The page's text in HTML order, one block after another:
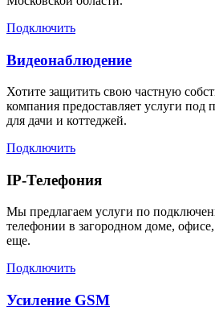
Подключить
Видеонаблюдение
Хотите защитить свою частную
компания предоставляет услуги
для дачи и коттеджей.
Подключить
IP-Телефония
Мы предлагаем услуги по
телефонии в загородном доме,
еще.
Подключить
Усиление GSM